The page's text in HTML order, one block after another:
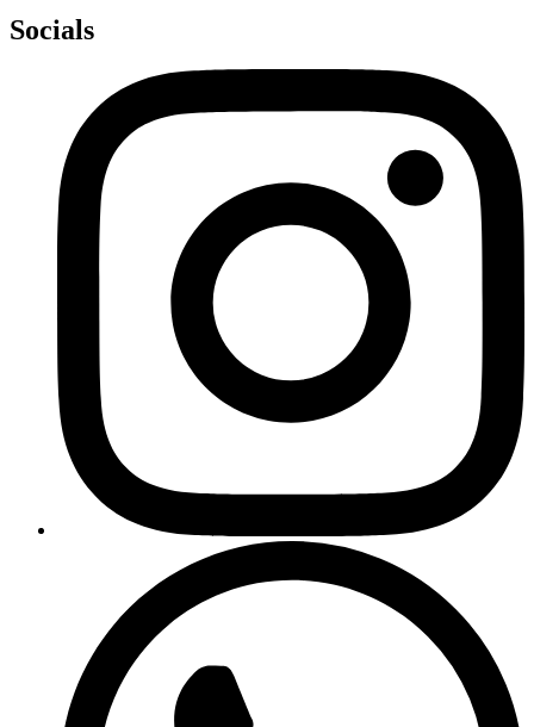
Socials